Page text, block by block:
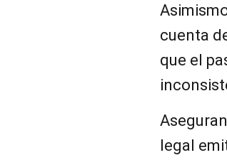
cuenta
que el
legal